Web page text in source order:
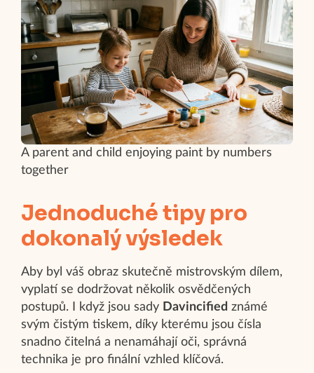
A parent and child enjoying paint by numbers
together
Jednoduché tipy pro
dokonalý výsledek
Aby byl váš obraz skutečně mistrovským dílem,
vyplatí se dodržovat několik osvědčených
postupů. I když jsou sady Davincified známé
svým čistým tiskem, díky kterému jsou čísla
snadno čitelná a nenamáhají oči, správná
technika je pro finální vzhled klíčová.